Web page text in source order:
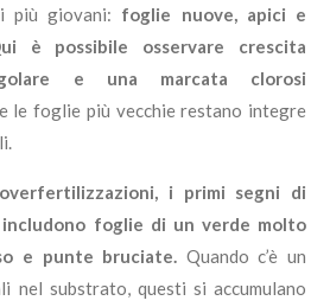
più giovani: foglie nuove, apici e
è possibile osservare crescita
e una marcata clorosi
le foglie più vecchie restano integre
overfertilizzazioni, i primi segni di
foglie di un verde molto
e punte bruciate. Quando c’è un
nel substrato, questi si accumulano